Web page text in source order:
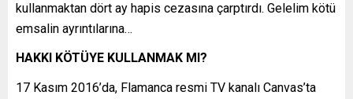
kullanmaktan dört ay hapis cezasına çarptırdı. Gelelim kötü
emsalin ayrıntılarına…
HAKKI KÖTÜYE KULLANMAK MI?
17 Kasım 2016’da, Flamanca resmi TV kanalı Canvas’ta